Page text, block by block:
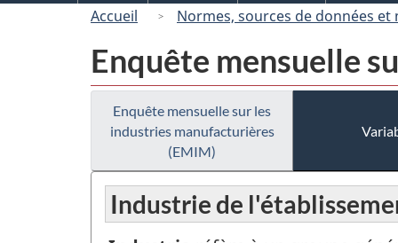
Accueil Normes, sources de données et
Enquête mensuelle
Enquête mensuelle sur les
industries manufacturières
(EMIM)
Industrie de